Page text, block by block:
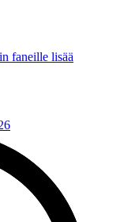
faneille lisää